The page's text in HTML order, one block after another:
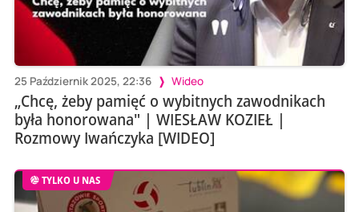
25 Październik 2025, 22:36 Wideo
„Chcę, żeby pamięć o wybitnych zawodnikach
była honorowana" | WIESŁAW KOZIEŁ |
Rozmowy Iwańczyka [WIDEO]
TYLKO U NAS